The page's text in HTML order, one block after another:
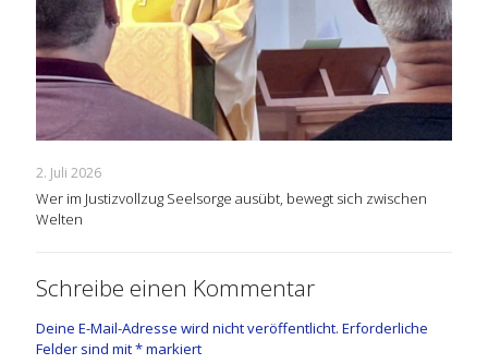
2. Juli 2026
Wer im Justizvollzug Seelsorge ausübt, bewegt sich zwischen
Welten
Schreibe einen Kommentar
Deine E-Mail-Adresse wird nicht veröffentlicht. Erforderliche
Felder sind mit*markiert